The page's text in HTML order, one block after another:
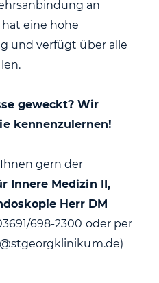
an
eine hohe
und verfügt über alle
geweckt? Wir
kennenzulernen!
gern der
Innere Medizin II,
Herr DM
698-2300 oder per